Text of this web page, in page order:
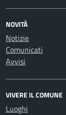
NOVITÀ
Notizie
Comunicati
Avvisi
VIVERE IL COMUNE
Luoghi